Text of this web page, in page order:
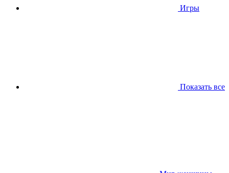
Игры
Показать все